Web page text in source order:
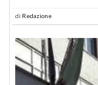
di Redazione